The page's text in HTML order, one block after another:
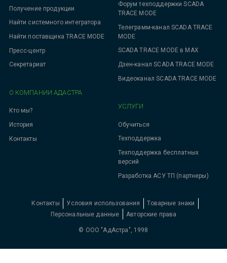
Форум техподдержки SCADA
TRACE MODE
Телеграмм-канал SCADA TRACE
MODE
SCADA TRACE MODE в MAX
Дзен-канал SCADA TRACE MODE
Видеоканал SCADA TRACE MODE
УСЛУГИ
Обучиться
Техподдержка
Техподдержка бесплатных
версий
Разработка АСУ ТП (партнеры)
Получение продукции
Найти системного интегратора
Найти поставщика TRACE MODE
Пресс-центр
Секретариат
О КОМПАНИИ АДАСТРА
Кто мы?
История
Контакты
Контакты Условия использования
Товарные знаки
Персональные данные
Авторские права
© ООО "АдАстра", 1998